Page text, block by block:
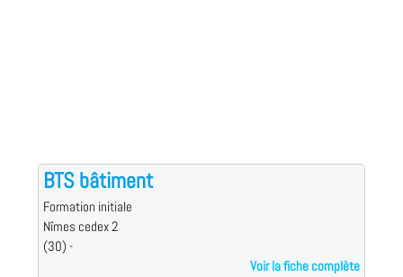
BTS bâtiment
Formation initiale
Nîmes cedex 2
(30) -
Voir la fiche complète